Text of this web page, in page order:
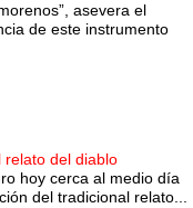
asevera el
de este instrumento
relato del diablo
hoy cerca al medio día
del tradicional relato...